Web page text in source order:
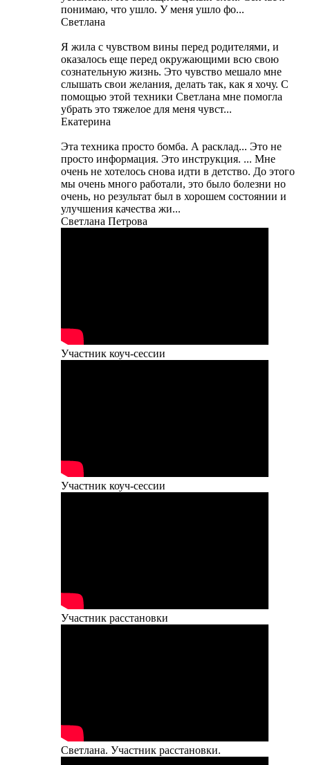
понимаю, что ушло. У меня ушло фо...
Светлана
Я жила с чувством вины перед родителями, и
оказалось еще перед окружающими всю свою
сознательную жизнь. Это чувство мешало мне
слышать свои желания, делать так, как я хочу. С
помощью этой техники Светлана мне помогла
убрать это тяжелое для меня чувст...
Екатерина
Эта техника просто бомба. А расклад... Это не
просто информация. Это инструкция. ... Мне
очень не хотелось снова идти в детство. До этого
мы очень много работали, это было болезни но
очень, но результат был в хорошем состоянии и
улучшения качества жи...
Светлана Петрова
Участник коуч-сессии
Участник коуч-сессии
Участник расстановки
Светлана. Участник расстановки.